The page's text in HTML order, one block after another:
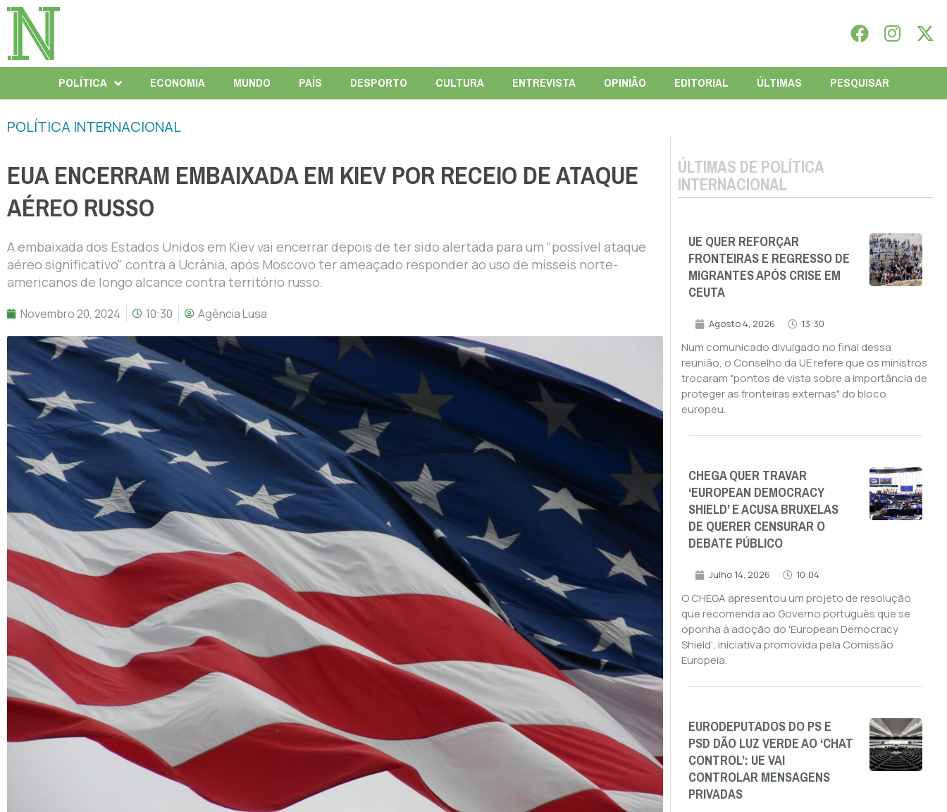
POLÍTICA ECONOMIA MUNDO PAÍS DESPORTO CULTURA ENTREVISTA OPINIÃO EDITORIAL ÚLTIMAS PESQUISAR
POLÍTICA INTERNACIONAL
EUA ENCERRAM EMBAIXADA EM KIEV POR RECEIO DE ATAQUE
AÉREO RUSSO
A embaixada dos Estados Unidos em Kiev vai encerrar depois de ter sido alertada para um "possível ataque
aéreo significativo" contra a Ucrânia, após Moscovo ter ameaçado responder ao uso de mísseis norte-
americanos de longo alcance contra território russo.
Novembro 20, 2024 10:30 Agência Lusa
ÚLTIMAS DE POLÍTICA
INTERNACIONAL
UE QUER REFORÇAR
FRONTEIRAS E REGRESSO DE
MIGRANTES APÓS CRISE EM
CEUTA
Agosto 4, 2026 13:30
Num comunicado divulgado no final dessa
reunião, o Conselho da UE refere que os ministros
trocaram "pontos de vista sobre a importância de
proteger as fronteiras externas" do bloco
europeu.
CHEGA QUER TRAVAR
‘EUROPEAN DEMOCRACY
SHIELD’ E ACUSA BRUXELAS
DE QUERER CENSURAR O
DEBATE PÚBLICO
Julho 14, 2026 10:04
O CHEGA apresentou um projeto de resolução
que recomenda ao Governo português que se
oponha à adoção do 'European Democracy
Shield', iniciativa promovida pela Comissão
Europeia.
EURODEPUTADOS DO PS E
PSD DÃO LUZ VERDE AO ‘CHAT
CONTROL’: UE VAI
CONTROLAR MENSAGENS
PRIVADAS